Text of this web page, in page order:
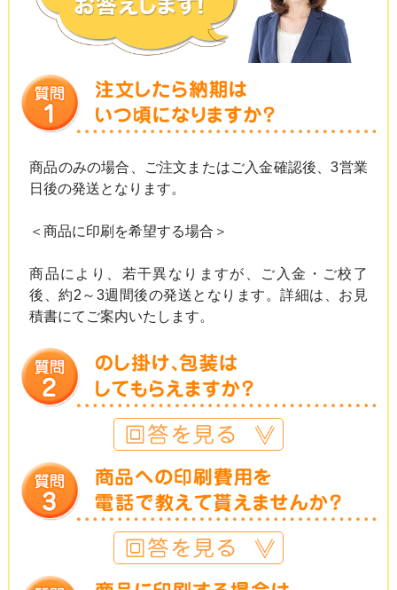
商品のみの場合、ご注文またはご入金確認後、3営業
日後の発送となります。
＜商品に印刷を希望する場合＞
商品により、若干異なりますが、ご入金・ご校了
後、約2～3週間後の発送となります。詳細は、お見
積書にてご案内いたします。